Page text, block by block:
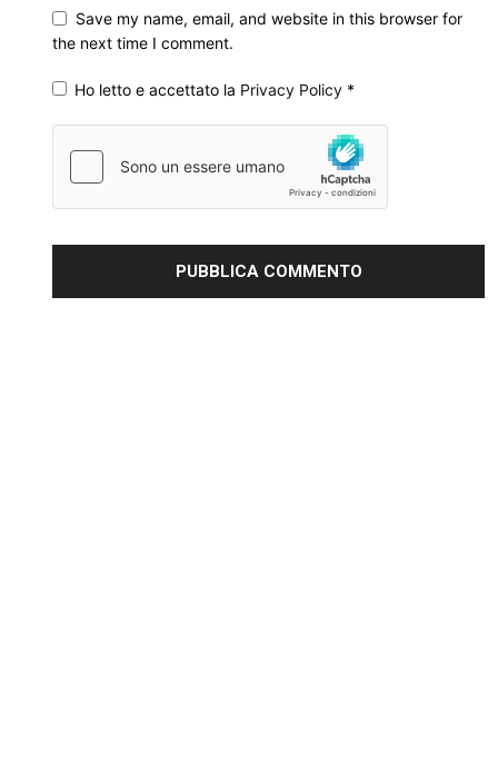
Save my name, email, and website in this browser for
the next time I comment.
Ho letto e accettato la Privacy Policy *